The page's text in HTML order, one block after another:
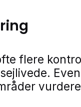
flere